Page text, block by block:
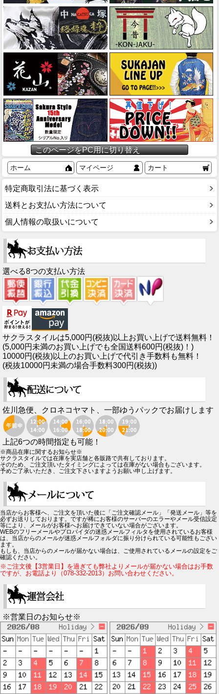
このページをPC用に切り替え
ホーム マイページ カート
特定商取引法に基づく表示
送料とお支払い方法について
個人情報の取扱いについて
選べる8つの支払い方法
サクラスタイルは5,000円(税抜)以上お買い上げで送料無料！
(5,000円未満のお買い上げでも全国送料600円(税抜)！)
10000円(税抜)以上のお買い上げで代引き手数料も無料！
(税抜10000円未満の場合手数料300円(税抜))
佐川急便、クロネコヤマト、一部ゆうパックでお届けします
上記6つの時間指定も可能！
※商品在庫に関するお知らせ※
サクラスタイルでは在庫を実店舗と各販路で共有しております。
そのため、ご注文頂いたタイミングによっては在庫がない場合もございます。
予めご了承いただき、ご注文下さいますようお願い申し上げます。
当店からお客様へ、ご注文を頂いた後に「ご注文確認メール」「発送メール」等を
必ずお送りしております。ですが稀にお客様のサーバーのエラーやメール受信設定
等により、メールがお客様へお届けできていない場合がございます。
WEBのフリーメールやプロバイダの迷惑メールフィルタを使用されているお客様
は、当店からのメールが迷惑メールフォルダに振り分けられている可能性もござい
ます。
もしも、当店からのメールが届かない場合は、ご使用されているメールの設定をご
確認ください。
※ご注文後【3営業日】を過ぎても弊社よりメールが届かない場合はお手数
ですが、お電話より（078-332-2013）お問い合わせください。
※営業日のお知らせ※